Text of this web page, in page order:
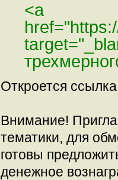
<a
Откроется
Внимание!
тематики, для
готовы
денежное